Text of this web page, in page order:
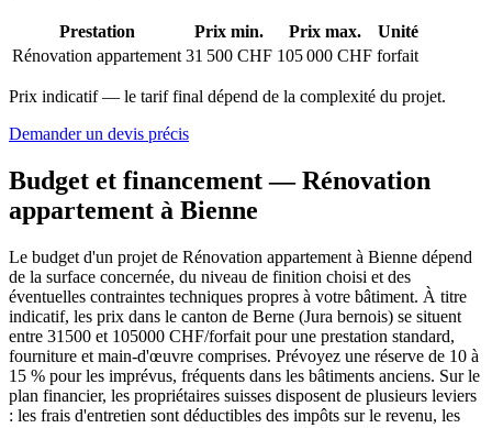
Prestation Prix min. Prix max.
Unité
Rénovation appartement 31 500 CHF 105 000 CHF forfait
Prix indicatif — le tarif final dépend de la complexité du projet.
Demander un devis précis
Budget et financement — Rénovation
appartement à Bienne
Le budget d'un projet de Rénovation appartement à Bienne dépend
de la surface concernée, du niveau de finition choisi et des
éventuelles contraintes techniques propres à votre bâtiment. À titre
indicatif, les prix dans le canton de Berne (Jura bernois) se situent
entre 31500 et 105000 CHF/forfait pour une prestation standard,
fourniture et main-d'œuvre comprises. Prévoyez une réserve de 10 à
15 % pour les imprévus, fréquents dans les bâtiments anciens. Sur le
plan financier, les propriétaires suisses disposent de plusieurs leviers
: les frais d'entretien sont déductibles des impôts sur le revenu, les